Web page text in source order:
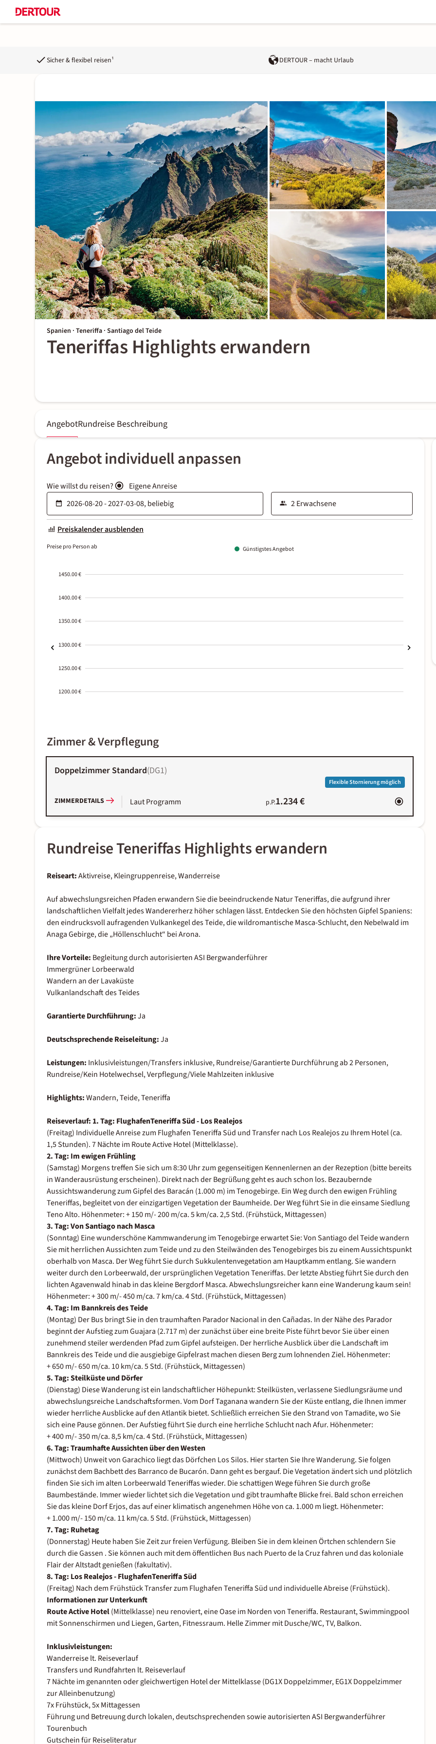
Sicher & flexibel reisen¹ DERTOUR – macht Urlaub
Spanien · Teneriffa · Santiago del Teide
Teneriffas Highlights erwandern
AngebotRundreise Beschreibung
Angebot individuell anpassen
Wie willst du reisen? Eigene Anreise
Preiskalender ausblenden
Preise pro Person ab Günstigstes Angebot
1450.00 €
1400.00 €
1350.00 €
1300.00 €
1250.00 €
1200.00 €
01-02
Zimmer & Verpflegung
Doppelzimmer Standard(DG1)
Flexible Stornierung möglich
ZIMMERDETAILS Laut Programm p.P.1.234 €
Rundreise Teneriffas Highlights erwandern
Reiseart:Aktivreise, Kleingruppenreise, Wanderreise
Auf abwechslungsreichen Pfaden erwandern Sie die beeindruckende Natur Teneriffas, die aufgrund ihrer
landschaftlichen Vielfalt jedes Wandererherz höher schlagen lässt. Entdecken Sie den höchsten Gipfel Spaniens:
den eindrucksvoll aufragenden Vulkankegel des Teide, die wildromantische Masca-Schlucht, den Nebelwald im
Anaga Gebirge, die „Höllenschlucht“ bei Arona.
Ihre Vorteile: Begleitung durch autorisierten ASI Bergwanderführer
Immergrüner Lorbeerwald
Wandern an der Lavaküste
Vulkanlandschaft des Teides
Garantierte Durchführung:Ja
Deutschsprechende Reiseleitung:Ja
Leistungen: Inklusivleistungen/Transfers inklusive, Rundreise/Garantierte Durchführung ab 2 Personen,
Rundreise/Kein Hotelwechsel, Verpflegung/Viele Mahlzeiten inklusive
Highlights:Wandern, Teide, Teneriffa
Reiseverlauf: 1. Tag: FlughafenTeneriffa Süd - Los Realejos
(Freitag) Individuelle Anreise zum Flughafen Teneriffa Süd und Transfer nach Los Realejos zu Ihrem Hotel (ca.
1,5 Stunden). 7 Nächte im Route Active Hotel (Mittelklasse).
2. Tag: Im ewigen Frühling
(Samstag) Morgens treffen Sie sich um 8:30 Uhr zum gegenseitigen Kennenlernen an der Rezeption (bitte bereits
in Wanderausrüstung erscheinen). Direkt nach der Begrüßung geht es auch schon los. Bezaubernde
Aussichtswanderung zum Gipfel des Baracán (1.000 m) im Tenogebirge. Ein Weg durch den ewigen Frühling
Teneriffas, begleitet von der einzigartigen Vegetation der Baumheide. Der Weg führt Sie in die einsame Siedlung
Teno Alto. Höhenmeter: + 150 m/- 200 m/ca. 5 km/ca. 2,5 Std. (Frühstück, Mittagessen)
3. Tag: Von Santiago nach Masca
(Sonntag) Eine wunderschöne Kammwanderung im Tenogebirge erwartet Sie: Von Santiago del Teide wandern
Sie mit herrlichen Aussichten zum Teide und zu den Steilwänden des Tenogebirges bis zu einem Aussichtspunkt
oberhalb von Masca. Der Weg führt Sie durch Sukkulentenvegetation am Hauptkamm entlang. Sie wandern
weiter durch den Lorbeerwald, der ursprünglichen Vegetation Teneriffas. Der letzte Abstieg führt Sie durch den
lichten Agavenwald hinab in das kleine Bergdorf Masca. Abwechslungsreicher kann eine Wanderung kaum sein!
Höhenmeter: + 300 m/- 450 m/ca. 7 km/ca. 4 Std. (Frühstück, Mittagessen)
4. Tag: Im Bannkreis des Teide
(Montag) Der Bus bringt Sie in den traumhaften Parador Nacional in den Cañadas. In der Nähe des Parador
beginnt der Aufstieg zum Guajara (2.717 m) der zunächst über eine breite Piste führt bevor Sie über einen
zunehmend steiler werdenden Pfad zum Gipfel aufsteigen. Der herrliche Ausblick über die Landschaft im
Bannkreis des Teide und die ausgiebige Gipfelrast machen diesen Berg zum lohnenden Ziel. Höhenmeter:
+ 650 m/- 650 m/ca. 10 km/ca. 5 Std. (Frühstück, Mittagessen)
5. Tag: Steilküste und Dörfer
(Dienstag) Diese Wanderung ist ein landschaftlicher Höhepunkt: Steilküsten, verlassene Siedlungsräume und
abwechslungsreiche Landschaftsformen. Vom Dorf Taganana wandern Sie der Küste entlang, die Ihnen immer
wieder herrliche Ausblicke auf den Atlantik bietet. Schließlich erreichen Sie den Strand von Tamadite, wo Sie
sich eine Pause gönnen. Der Aufstieg führt Sie durch eine herrliche Schlucht nach Afur. Höhenmeter:
+ 400 m/- 350 m/ca. 8,5 km/ca. 4 Std. (Frühstück, Mittagessen)
6. Tag: Traumhafte Aussichten über den Westen
(Mittwoch) Unweit von Garachico liegt das Dörfchen Los Silos. Hier starten Sie Ihre Wanderung. Sie folgen
zunächst dem Bachbett des Barranco de Bucarón. Dann geht es bergauf. Die Vegetation ändert sich und plötzlich
finden Sie sich im alten Lorbeerwald Teneriffas wieder. Die schattigen Wege führen Sie durch große
Baumbestände. Immer wieder lichtet sich die Vegetation und gibt traumhafte Blicke frei. Bald schon erreichen
Sie das kleine Dorf Erjos, das auf einer klimatisch angenehmen Höhe von ca. 1.000 m liegt. Höhenmeter:
+ 1.000 m/- 150 m/ca. 11 km/ca. 5 Std. (Frühstück, Mittagessen)
7. Tag: Ruhetag
(Donnerstag) Heute haben Sie Zeit zur freien Verfügung. Bleiben Sie in dem kleinen Örtchen schlendern Sie
durch die Gassen . Sie können auch mit dem öffentlichen Bus nach Puerto de la Cruz fahren und das koloniale
Flair der Altstadt genießen (fakultativ).
8. Tag: Los Realejos - FlughafenTeneriffa Süd
(Freitag) Nach dem Frühstück Transfer zum Flughafen Teneriffa Süd und individuelle Abreise (Frühstück).
Informationen zur Unterkunft
Route Active Hotel(Mittelklasse) neu renoviert, eine Oase im Norden von Teneriffa. Restaurant, Swimmingpool
mit Sonnenschirmen und Liegen, Garten, Fitnessraum. Helle Zimmer mit Dusche/WC, TV, Balkon.
Inklusivleistungen:
Wanderreise lt. Reiseverlauf
Transfers und Rundfahrten lt. Reiseverlauf
7 Nächte im genannten oder gleichwertigen Hotel der Mittelklasse (DG1X Doppelzimmer, EG1X Doppelzimmer
zur Alleinbenutzung)
7x Frühstück, 5x Mittagessen
Führung und Betreuung durch lokalen, deutschsprechenden sowie autorisierten ASI Bergwanderführer
Tourenbuch
Gutschein für Reiseliteratur